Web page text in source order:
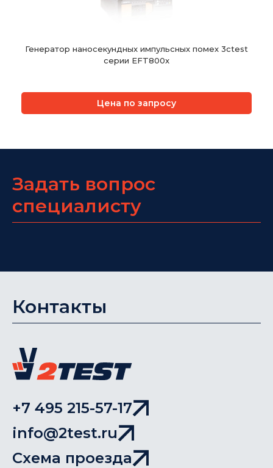
Генератор наносекундных импульсных помех 3ctest
серии EFT800x
Цена по запросу
Задать вопрос
специалисту
Контакты
+7 495 215-57-17
info@2test.ru
Схема проезда